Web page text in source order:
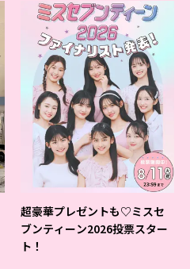
超豪華プレゼントも♡ミスセ
ブンティーン2026投票スター
ト！